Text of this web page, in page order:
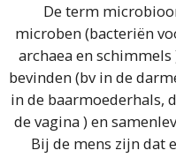
De term
microben (bacteriën
archaea en
bevinden (bv in de
in de baarmoederhals,
de vagina ) en
Bij de mens zijn dat